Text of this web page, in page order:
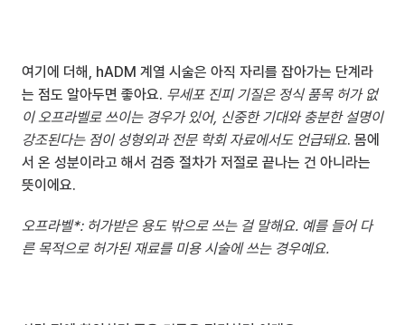
여기에 더해, hADM 계열 시술은 아직 자리를 잡아가는 단계라
는 점도 알아두면 좋아요. 무세포 진피 기질은 정식 품목 허가 없
이 오프라벨로 쓰이는 경우가 있어, 신중한 기대와 충분한 설명이
강조된다는 점이 성형외과 전문 학회 자료에서도 언급돼요. 몸에
서 온 성분이라고 해서 검증 절차가 저절로 끝나는 건 아니라는
뜻이에요.
오프라벨*: 허가받은 용도 밖으로 쓰는 걸 말해요. 예를 들어 다
른 목적으로 허가된 재료를 미용 시술에 쓰는 경우예요.